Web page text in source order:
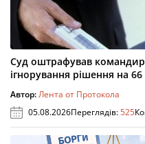
Суд оштрафував
ігнорування рішення на 66
Автор:Лента от Протокола
05.08.2026Переглядів:525